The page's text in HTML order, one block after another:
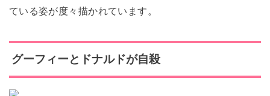
ている姿が度々描かれています。
グーフィーとドナルドが自殺